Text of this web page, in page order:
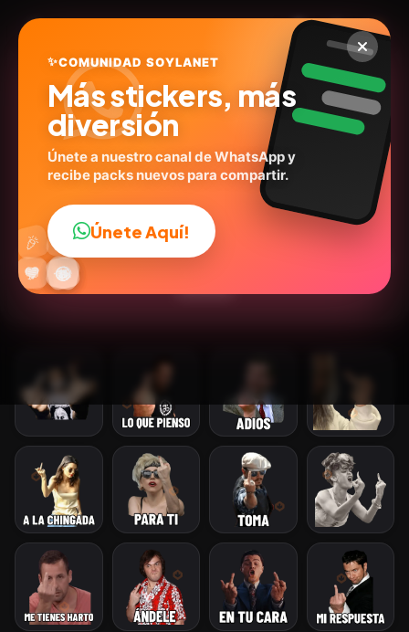
Jódanse todos 🖕
@julygansan
12stickers Personas Expresiones
😎
😂
🔥
💬
❤️ ✨
🤩
😜
🎉 👍
✨COMUNIDAD SOYLANET
Más stickers, más
diversión
Únete a nuestro canal de WhatsApp y
recibe packs nuevos para compartir.
Únete Aquí!